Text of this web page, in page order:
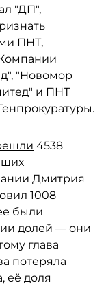
"ДП",
ПНТ,
"Новомор
и ПНТ
4538
Дмитрия
1008
были
долей — они
глава
потеряла
её доля